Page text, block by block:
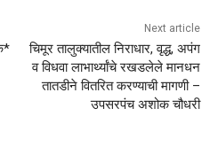
Next article
चिमूर तालुक्यातील निराधार, वृद्ध, अपंग
व विधवा लाभार्थ्यांचे रखडलेले मानधन
तातडीने वितरित करण्याची मागणी –
उपसरपंच अशोक चौधरी